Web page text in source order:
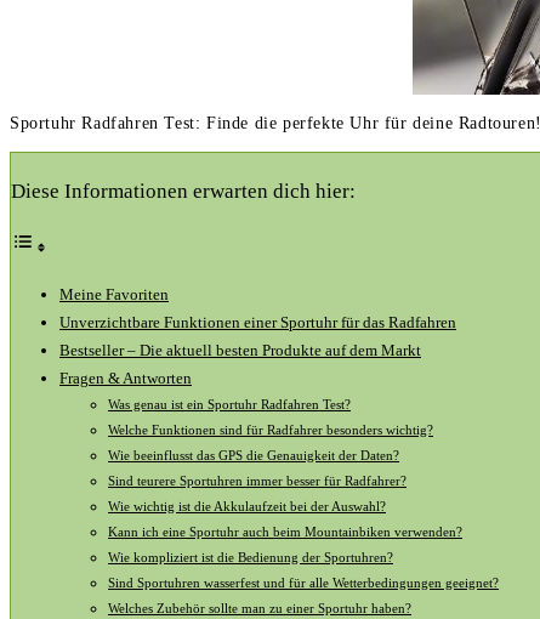
Sportuhr Radfahren Test: Finde die perfekte Uhr für deine Radtouren!
Diese Informationen erwarten dich hier:
Meine Favoriten
Unverzichtbare‍ Funktionen einer Sportuhr für das Radfahren
Bestseller – Die aktuell besten ‍Produkte auf dem Markt
Fragen &⁣ Antworten
Was genau ist ein Sportuhr Radfahren Test?
Welche Funktionen sind für⁢ Radfahrer ‍besonders wichtig?
Wie beeinflusst das GPS die Genauigkeit der Daten?
Sind teurere Sportuhren immer besser für Radfahrer?
Wie wichtig ist die Akkulaufzeit bei der Auswahl?
Kann ​ich eine Sportuhr ⁣auch beim Mountainbiken verwenden?
Wie kompliziert ist die Bedienung der Sportuhren?
Sind Sportuhren wasserfest und für alle Wetterbedingungen geeignet?
Welches Zubehör sollte man zu einer Sportuhr haben?